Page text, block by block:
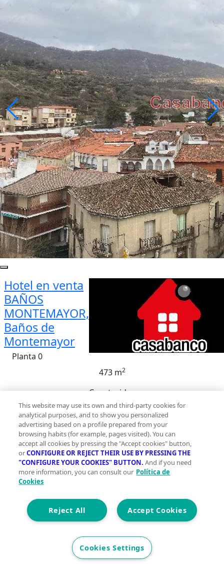
Hotel en venta
BAÑOS
MONTEMAYOR,
Baños de
Montemayor
Planta 0
473 m2
Construidos
10
10
Et. EnergéticaCons.G
Precio3 %
163.930 €
¿TIENES IDEA DE INVERTIR EN TURISMO RURAL? ~~Esta
es tu oportunidad !! Ven a Baños de
Béjar y Hervás. Un pueblo con impresionantes vistas,
aire puro, naturaleza...~Te ofrecemos este maravilloso
This website may use its own and third-party cookies for
analytical purposes, and to show you personalized
advertising based on a profile prepared from your
browsing habits (for example, pages visited). You can
accept all cookies by pressing the "Accept cookies" button,
orCONFIGURE OR REJECT THEIR USE BY PRESSING THE
"CONFIGURE YOUR COOKIES" BUTTON. And if you need
more information, you can consult our Política de
Cookies
Accept Cookies
Reject All
Cookies Settings